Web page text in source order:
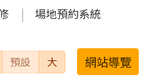
場地預約系統
預設 大 網站導覽